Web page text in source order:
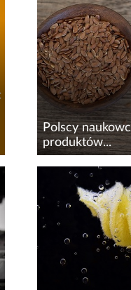
Polscy
produktów...
Przemysł
odpadów i
nie są
użyteczne ze
właściwości...